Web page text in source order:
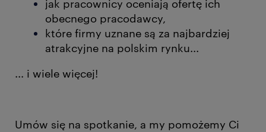
jak pracownicy oceniają ofertę ich
obecnego pracodawcy,
które firmy uznane są za najbardziej
atrakcyjne na polskim rynku...
... i wiele więcej!
Umów się na spotkanie, a my pomożemy Ci